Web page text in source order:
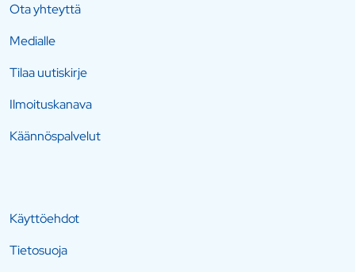
Ota yhteyttä
Medialle
Tilaa uutiskirje
Ilmoituskanava
Käännöspalvelut
Käyttöehdot
Tietosuoja